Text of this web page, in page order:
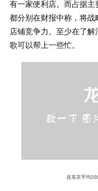
有一家便利店。而占据主
都分别在财报中称，将
店铺竞争力。至少在了
歌可以帮上一些忙。
在东京平均